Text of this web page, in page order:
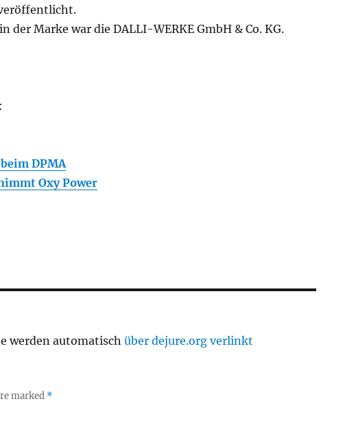
der Marke war die DALLI-WERKE GmbH & Co. KG.
DPMA
Oxy Power
werden automatischüber dejure.org verlinkt
marked *